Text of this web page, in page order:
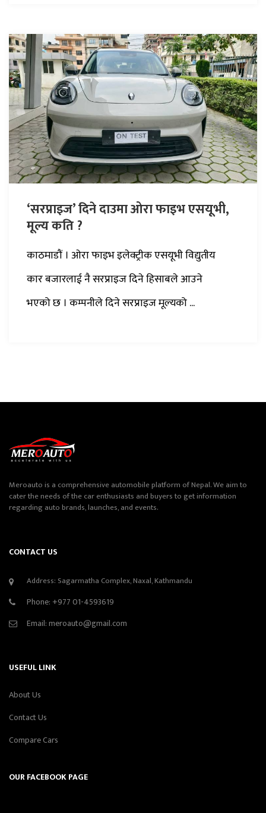
‘सरप्राइज’ दिने दाउमा ओरा फाइभ एसयूभी,
मूल्य कति ?
काठमाडौं । ओरा फाइभ इलेक्ट्रीक एसयूभी विद्युतीय
कार बजारलाई नै सरप्राइज दिने हिसाबले आउने
भएको छ । कम्पनीले दिने सरप्राइज मूल्यको ...
Meroauto is a comprehensive automobile platform of Nepal. We aim to
cater the needs of the car enthusiasts and buyers to get information
regarding auto brands, launches, and events.
CONTACT US
Address: Sagarmatha Complex, Naxal, Kathmandu
Phone: +977 01-4593619
Email:meroauto@gmail.com
USEFUL LINK
About Us
Contact Us
Compare Cars
OUR FACEBOOK PAGE